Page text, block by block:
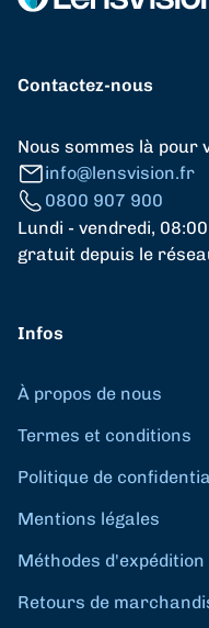
Contactez-nous
Nous sommes là pour
info@lensvision.fr
0800 907 900
Lundi - vendredi,
gratuit depuis le
Infos
À propos de nous
Termes et conditions
Politique de
Mentions légales
Méthodes d'expédition
Retours de